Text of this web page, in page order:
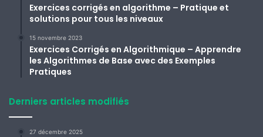
Exercices corrigés en algorithme – Pratique et
solutions pour tous les niveaux
15 novembre 2023
Exercices Corrigés en Algorithmique – Apprendre
les Algorithmes de Base avec des Exemples
Pratiques
Derniers articles modifiés
27 décembre 2025